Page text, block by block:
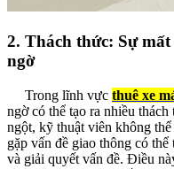
2. Thách thức: Sự
ngờ
Trong lĩnh vực thuê xe
ngờ có thể tạo ra nhiều
ngột, kỹ thuật viên không
gặp vấn đề giao thông có
và giải quyết vấn đề. Điều